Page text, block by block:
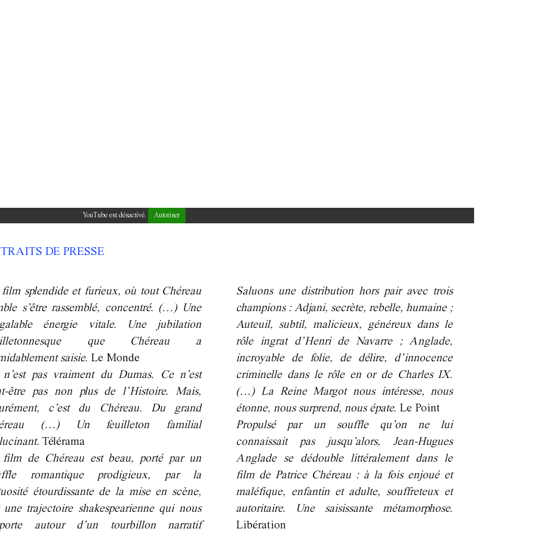
YouTube est désactivé. Autoriser
DE PRESSE
splendide et furieux, où tout Chéreau
s’être rassemblé, concentré. (…) Une
énergie vitale. Une jubilation
que Chéreau a
saisie. Le Monde
pas vraiment du Dumas. Ce n’est
être pas non plus de l’Histoire. Mais,
c’est du Chéreau. Du grand
(…) Un feuilleton familial
Télérama
de Chéreau est beau, porté par un
romantique prodigieux, par la
étourdissante de la mise en scène,
une trajectoire shakespearienne qui nous
autour d’un tourbillon narratif
Saluons une distribution hors pair avec trois
champions : Adjani, secrète, rebelle, humaine ;
Auteuil, subtil, malicieux, généreux dans le
rôle ingrat d’Henri de Navarre ; Anglade,
incroyable de folie, de délire, d’innocence
criminelle dans le rôle en or de Charles IX.
(…) La Reine Margot nous intéresse, nous
étonne, nous surprend, nous épate. Le Point
Propulsé par un souffle qu’on ne lui
connaissait pas jusqu’alors, Jean-Hugues
Anglade se dédouble littéralement dans le
film de Patrice Chéreau : à la fois enjoué et
maléfique, enfantin et adulte, souffreteux et
autoritaire. Une saisissante métamorphose.
Libération